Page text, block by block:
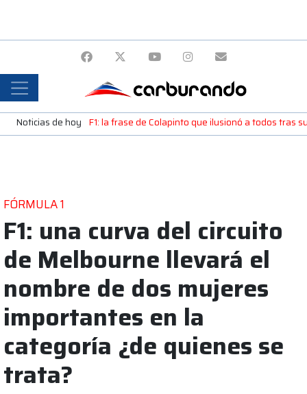
Noticias de hoy F1: la frase de Colapinto que ilusionó a todos tras
FÓRMULA 1
F1: una curva del circuito
de Melbourne llevará el
nombre de dos mujeres
importantes en la
categoría ¿de quienes se
trata?